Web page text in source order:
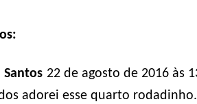
Santos 22 de agosto de 2016 às
adorei esse quarto rodadinho.